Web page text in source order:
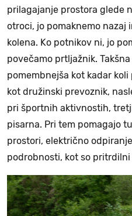
prilagajanje prostora glede
otroci, jo pomaknemo nazaj
kolena. Ko potnikov ni, jo
povečamo prtljažnik.
pomembnejša kot kadar
kot družinski prevoznik,
pri športnih aktivnostih,
pisarna. Pri tem pomagajo
prostori, električno
podrobnosti, kot so